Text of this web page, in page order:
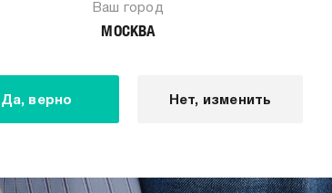
Ваш город
МОСКВА
Да, верно Нет, изменить